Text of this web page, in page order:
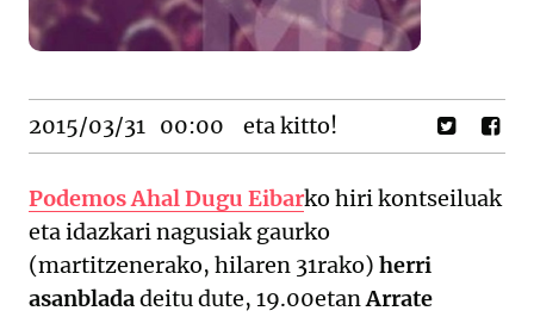
2015/03/31 00:00 eta kitto!
Podemos Ahal Dugu Eibarko hiri kontseiluak
eta idazkari nagusiak gaurko
(martitzenerako, hilaren 31rako) herri
asanbladadeitu dute, 19.00etanArrate